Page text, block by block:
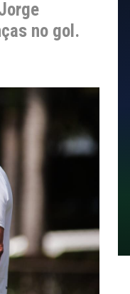
no gol.